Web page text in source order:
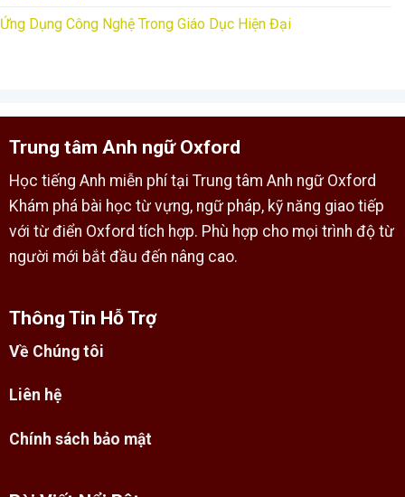
Ứng Dụng Công Nghệ Trong Giáo Dục Hiện Đại
Trung tâm Anh ngữ Oxford
Học tiếng Anh miễn phí tại Trung tâm Anh ngữ Oxford
Khám phá bài học từ vựng, ngữ pháp, kỹ năng giao tiếp
với từ điển Oxford tích hợp. Phù hợp cho mọi trình độ từ
người mới bắt đầu đến nâng cao.
Thông Tin Hỗ Trợ
Về Chúng tôi
Liên hệ
Chính sách bảo mật